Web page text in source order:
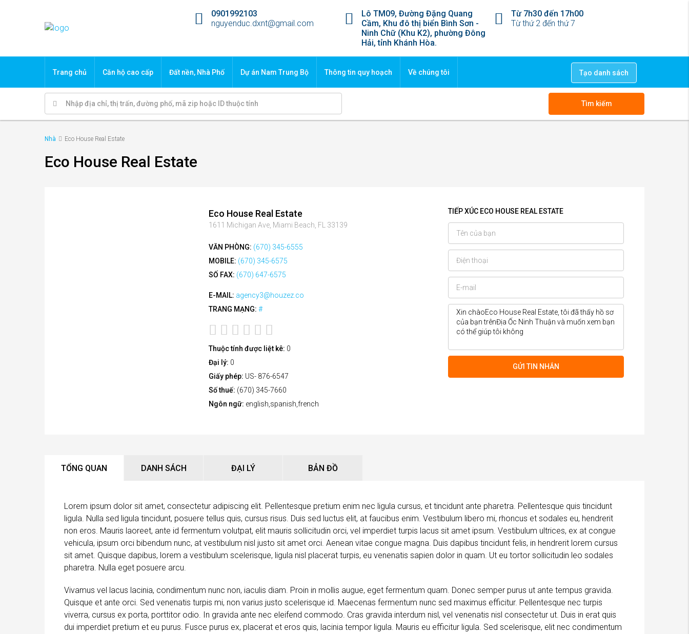
Từ 7h30 đến 17h00
Từ thứ 2 đến thứ 7
Lô TM09, Đường Đặng Quang
Cầm, Khu đô thị biển Bình Sơn -
Ninh Chữ (Khu K2), phường Đông
Hải, tỉnh Khánh Hòa.
0901992103
nguyenduc.dxnt@gmail.com
Trang chủ Căn hộ cao cấp Đất nền, Nhà Phố Dự án Nam Trung Bộ Thông tin quy hoạch Về chúng tôi Tạo danh sách
Tìm kiếm
Nhà Eco House Real Estate
Eco House Real Estate
Eco House Real Estate
1611 Michigan Ave, Miami Beach, FL 33139
VĂN PHÒNG: (670) 345-6555
MOBILE: (670) 345-6575
SỐ FAX: (670) 647-6575
E-MAIL: agency3@houzez.co
TRANG MẠNG: #
Thuộc tính được liệt kê: 0
Đại lý: 0
Giấy phép: US- 876-6547
Số thuế: (670) 345-7660
Ngôn ngữ: english,spanish,french
TIẾP XÚC ECO HOUSE REAL ESTATE
GỬI TIN NHẮN
TỔNG QUAN DANH SÁCH ĐẠI LÝ BẢN ĐỒ
Lorem ipsum dolor sit amet, consectetur adipiscing elit. Pellentesque pretium enim nec ligula cursus, et tincidunt ante pharetra. Pellentesque quis tincidunt
ligula. Nulla sed ligula tincidunt, posuere tellus quis, cursus risus. Duis sed luctus elit, at faucibus enim. Vestibulum libero mi, rhoncus et sodales eu, hendrerit
non eros. Mauris laoreet, ante id fermentum volutpat, elit mauris sollicitudin orci, vel imperdiet turpis lacus sit amet ipsum. Vestibulum ultrices, ex at congue
vehicula, ipsum orci bibendum nunc, at vestibulum nisl justo sit amet orci. Aenean vitae congue magna. Duis dapibus tincidunt felis, in hendrerit lorem cursus
sit amet. Quisque dapibus, lorem a vestibulum scelerisque, ligula nisl placerat turpis, eu venenatis sapien dolor in quam. Ut eu tortor sollicitudin leo sodales
pharetra. Nulla eget posuere arcu.
Vivamus vel lacus lacinia, condimentum nunc non, iaculis diam. Proin in mollis augue, eget fermentum quam. Donec semper purus ut ante tempus gravida.
Quisque et ante orci. Sed venenatis turpis mi, non varius justo scelerisque id. Maecenas fermentum nunc sed maximus efficitur. Pellentesque nec turpis
viverra, cursus ex porta, porttitor odio. In gravida ante nec eleifend commodo. Cras gravida interdum nisl, vel venenatis nisl consectetur ut. Duis in erat quis
dui imperdiet pretium et eu purus. Fusce purus ex, placerat et eros quis, lacinia tempor ligula. Mauris eu efficitur ligula. Sed scelerisque, elit nec condimentum